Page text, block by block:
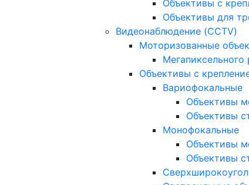
Объективы с
Объективы для
Видеонаблюдение (CCTV)
Моторизованные
Мегапиксельного
Объективы с
Вариофокальные
Объективы
Объективы
Монофокальные
Объективы
Объективы